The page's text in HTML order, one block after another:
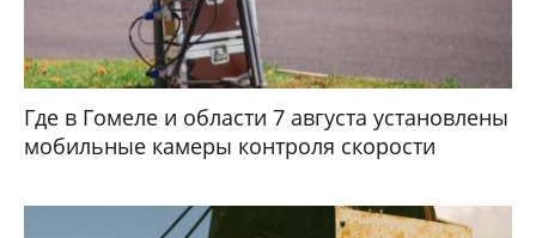
Где в Гомеле и области 7 августа установлены
мобильные камеры контроля скорости